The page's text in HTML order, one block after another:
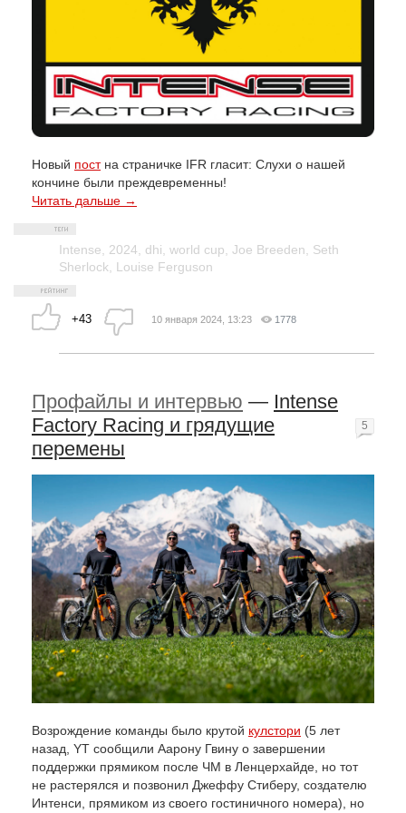
Новый постна страничке IFR гласит: Слухи о нашей
кончине были преждевременны!
Читать дальше →
Intense 2024 dhi world cup Joe Breeden
Seth
Sherlock
Louise Ferguson
+43 10 января 2024, 13:23 1778
Профайлы и интервью — Intense
Factory Racing и грядущие
перемены
Возрождение команды было крутой кулстори (5 лет
назад, YT сообщили Аарону Гвину о завершении
поддержки прямиком после ЧМ в Ленцерхайде, но тот
не растерялся и позвонил Джеффу Стиберу, создателю
Интенси, прямиком из своего гостиничного номера), но
5